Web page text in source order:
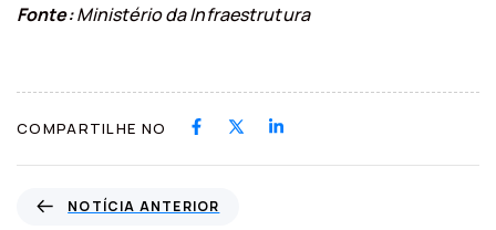
Fonte:Ministério da Infraestrutura
COMPARTILHE NO
NOTÍCIA ANTERIOR